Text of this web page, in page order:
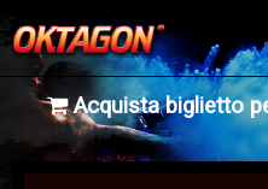
Acquista biglietto